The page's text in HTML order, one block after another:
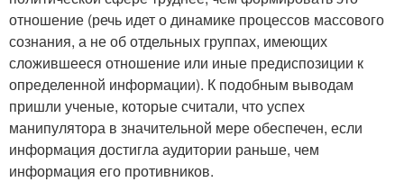
отношение (речь идет о динамике процессов массового
сознания, а не об отдельных группах, имеющих
сложившееся отношение или иные предиспозиции к
определенной информации). К подобным выводам
пришли ученые, которые считали, что успех
манипулятора в значительной мере обеспечен, если
информация достигла аудитории раньше, чем
информация его противников.